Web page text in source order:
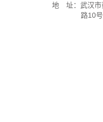
地 址：武汉市
路10号